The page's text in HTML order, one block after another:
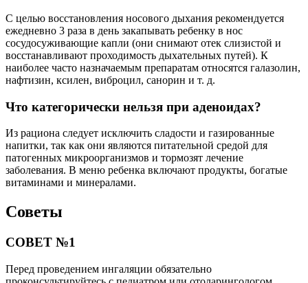
С целью восстановления носового дыхания рекомендуется
ежедневно 3 раза в день закапывать ребенку в нос
сосудосуживающие капли (они снимают отек слизистой и
восстанавливают проходимость дыхательных путей). К
наиболее часто назначаемым препаратам относятся галазолин,
нафтизин, ксилен, виброцил, санорин и т. д.
Что категорически нельзя при аденоидах?
Из рациона следует исключить сладости и газированные
напитки, так как они являются питательной средой для
патогенных микроорганизмов и тормозят лечение
заболевания. В меню ребенка включают продукты, богатые
витаминами и минералами.
Советы
СОВЕТ №1
Перед проведением ингаляции обязательно